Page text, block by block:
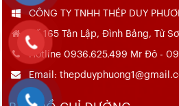
CÔNG TY TNHH THÉP DUY
Số 165 Tân Lập, Đình Bảng, Từ
Hotline 0936.625.499 Mr Đô -
Email: